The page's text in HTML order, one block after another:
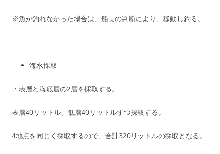
※魚が釣れなかった場合は、船長の判断により、移動し釣る。
海水採取
・表層と海底層の2層を採取する。
表層40リットル、低層40リットルずつ採取する。
4地点を同じく採取するので、合計320リットルの採取となる。